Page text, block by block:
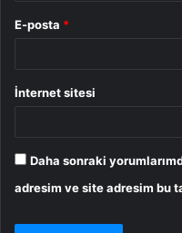
E-posta *
İnternet sitesi
Daha sonraki
adresim ve site adresim bu